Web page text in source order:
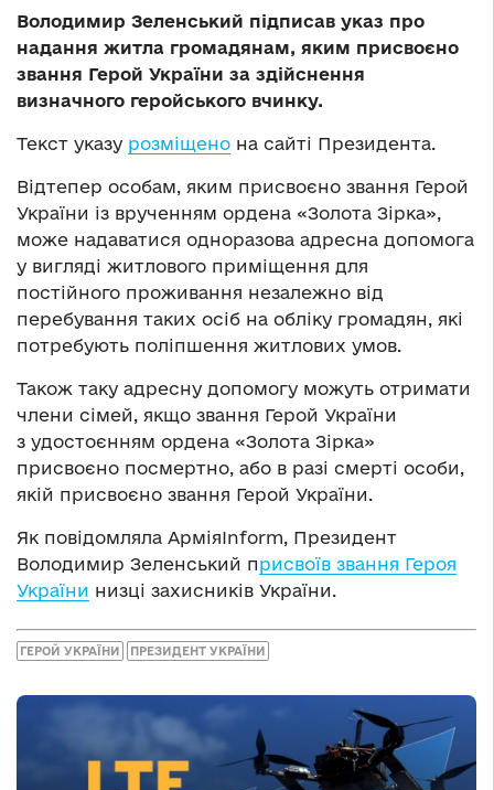
Володимир Зеленський підписав указ про
надання житла громадянам, яким присвоєно
звання Герой України за здійснення
визначного геройського вчинку.
Текст указу розміщено на сайті Президента.
Відтепер особам, яким присвоєно звання Герой
України із врученням ордена «Золота Зірка»,
може надаватися одноразова адресна допомога
у вигляді житлового приміщення для
постійного проживання незалежно від
перебування таких осіб на обліку громадян, які
потребують поліпшення житлових умов.
Також таку адресну допомогу можуть отримати
члени сімей, якщо звання Герой України
з удостоєнням ордена «Золота Зірка»
присвоєно посмертно, або в разі смерті особи,
якій присвоєно звання Герой України.
Як повідомляла АрміяInform, Президент
Володимир Зеленський присвоїв звання Героя
України низці захисників України.
ГЕРОЙ УКРАЇНИ ПРЕЗИДЕНТ УКРАЇНИ